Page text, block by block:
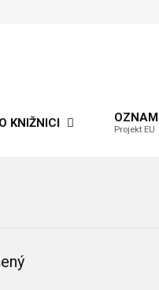
KNIŽNICI OZNAM
Projekt EU